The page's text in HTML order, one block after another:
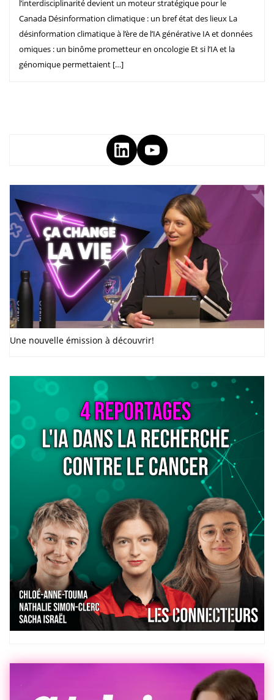
l’interdisciplinarité devient un moteur stratégique pour le
Canada Désinformation climatique : un bref état des lieux La
désinformation climatique à l’ère de l’IA générative IA et données
omiques : un binôme prometteur en oncologie Et si l’IA et la
génomique permettaient […]
Une nouvelle émission à découvrir!